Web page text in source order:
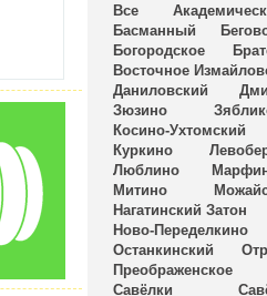
Все
Басманный
Богородское
Восточное
Даниловский
Зюзино
Косино-Ухтомский
Куркино
Люблино
Митино
Нагатинский Затон
Ново-Переделкино
Останкинский
Преображенское
Савёлки